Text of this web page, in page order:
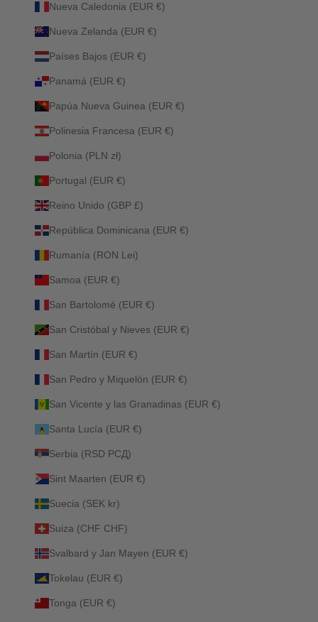
Nueva Caledonia (EUR €)
Nueva Zelanda (EUR €)
Países Bajos (EUR €)
Panamá (EUR €)
Papúa Nueva Guinea (EUR €)
Polinesia Francesa (EUR €)
Polonia (PLN zł)
Portugal (EUR €)
Reino Unido (GBP £)
República Dominicana (EUR €)
Rumanía (RON Lei)
Samoa (EUR €)
San Bartolomé (EUR €)
San Cristóbal y Nieves (EUR €)
San Martín (EUR €)
San Pedro y Miquelón (EUR €)
San Vicente y las Granadinas (EUR €)
Santa Lucía (EUR €)
Serbia (RSD РСД)
Sint Maarten (EUR €)
Suecia (SEK kr)
Suiza (CHF CHF)
Svalbard y Jan Mayen (EUR €)
Tokelau (EUR €)
Tonga (EUR €)